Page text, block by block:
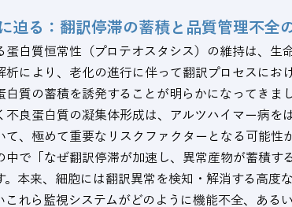
迫る：翻訳停滞の蓄積と品質管理不全
蛋白質恒常性（プロテオスタシス）の維持は、生
析により、老化の進行に伴って翻訳プロセスにお
白質の蓄積を誘発することが明らかになってきま
不良蛋白質の凝集体形成は、アルツハイマー病を
て、極めて重要なリスクファクターとなる可能性
中で「なぜ翻訳停滞が加速し、異常産物が蓄積す
。本来、細胞には翻訳異常を検知・解消する高度
これら監視システムがどのように機能不全、ある